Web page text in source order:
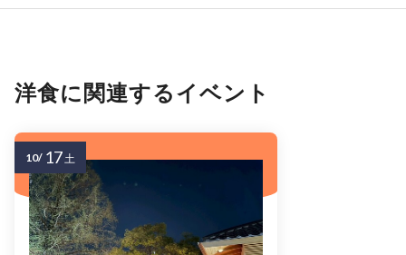
洋食に関連するイベント
10/ 17土